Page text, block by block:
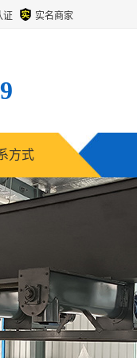
证 实名商家
方式